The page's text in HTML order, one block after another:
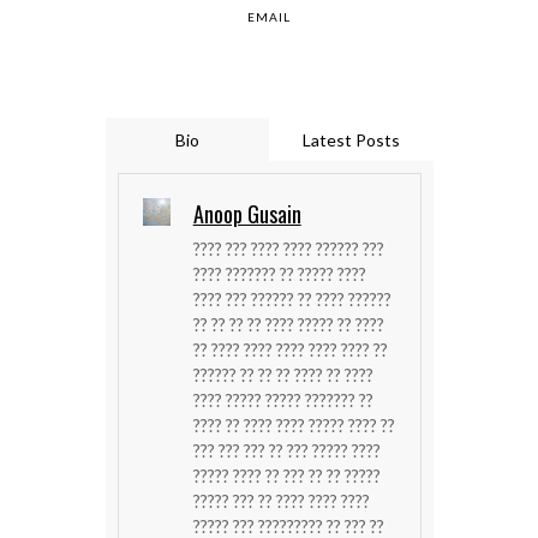
EMAIL
Bio Latest Posts
Anoop Gusain
???? ??? ???? ???? ?????? ???
???? ??????? ?? ????? ????
???? ??? ?????? ?? ???? ??????
?? ?? ?? ?? ???? ????? ?? ????
?? ???? ???? ???? ???? ???? ??
?????? ?? ?? ?? ???? ?? ????
???? ????? ????? ??????? ??
???? ?? ???? ???? ????? ???? ??
??? ??? ??? ?? ??? ????? ????
????? ???? ?? ??? ?? ?? ?????
????? ??? ?? ???? ???? ????
????? ??? ????????? ?? ??? ??